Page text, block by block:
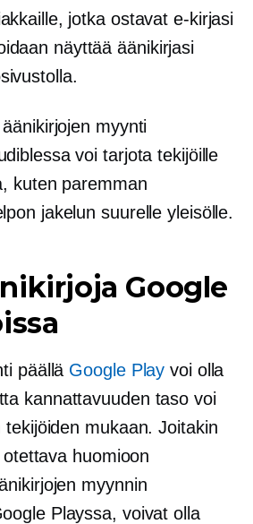
jotka ostavat e-kirjasi
näyttää äänikirjasi
myynti
voi tarjota tekijöille
kuten paremman
jakelun suurelle yleisölle.
Google
päällä Google Play voi olla
kannattavuuden taso voi
tekijöiden mukaan. Joitakin
huomioon
myynnin
Playssa, voivat olla